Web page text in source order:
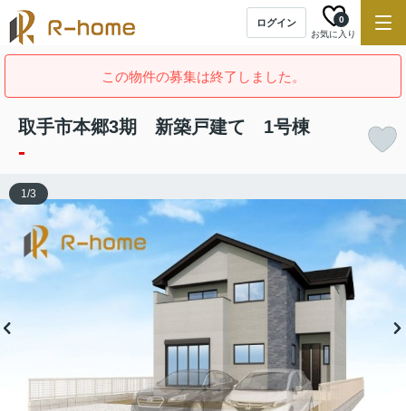
ログイン
お気に入り
0
この物件の募集は終了しました。
取手市本郷3期 新築戸建て 1号棟
-
1/3